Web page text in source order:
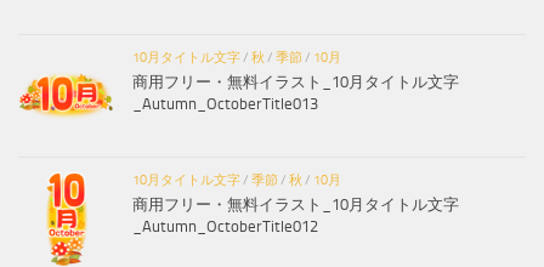
10月タイトル文字/ 秋 / 季節/ 10月
商用フリー・無料イラスト_10月タイトル文字
_Autumn_OctoberTitle013
10月タイトル文字/ 季節/ 秋 / 10月
商用フリー・無料イラスト_10月タイトル文字
_Autumn_OctoberTitle012